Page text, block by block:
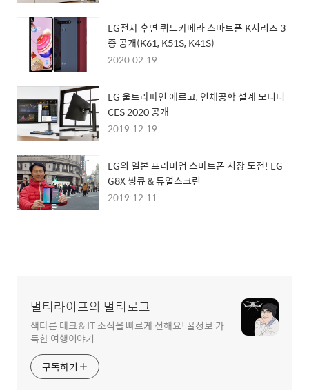
LG전자 후면 쿼드카메라 스마트폰 K시리즈 3
종 공개(K61, K51S, K41S)
2020.02.19
LG 울트라파인 에르고, 인체공학 설계 모니터
CES 2020 공개
2019.12.19
LG의 일본 프리미엄 스마트폰 시장 도전! LG
G8X 씽큐 & 듀얼스크린
2019.12.11
멀티라이프의 멀티로그
색다른 테크 & IT 소식을 빠르게 전해요! 꿀정보 가
득한 여행이야기
구독하기